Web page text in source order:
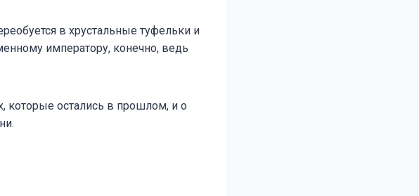
в хрустальные туфельки и
императору, конечно, ведь
которые остались в прошлом, и о